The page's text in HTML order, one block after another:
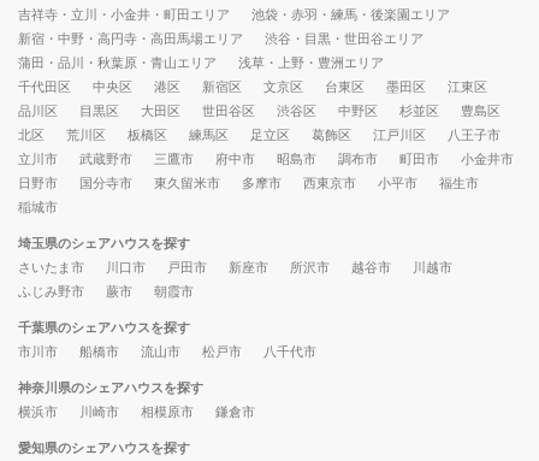
吉祥寺・立川・小金井・町田エリア
池袋・赤羽・練馬・後楽園エリア
新宿・中野・高円寺・高田馬場エリア
渋谷・目黒・世田谷エリア
蒲田・品川・秋葉原・青山エリア
浅草・上野・豊洲エリア
千代田区
中央区 港区 新宿区 文京区 台東区 墨田区
江東区
品川区
目黒区 大田区 世田谷区 渋谷区 中野区 杉並区
豊島区
北区
荒川区 板橋区 練馬区 足立区 葛飾区 江戸川区
八王子市
立川市
武蔵野市 三鷹市 府中市 昭島市 調布市 町田市
小金井市
日野市
国分寺市 東久留米市 多摩市 西東京市 小平市
福生市
稲城市
埼玉県のシェアハウスを探す
さいたま市
川口市 戸田市 新座市 所沢市 越谷市
川越市
ふじみ野市
蕨市 朝霞市
千葉県のシェアハウスを探す
市川市
船橋市 流山市 松戸市 八千代市
神奈川県のシェアハウスを探す
横浜市
川崎市 相模原市 鎌倉市
愛知県のシェアハウスを探す